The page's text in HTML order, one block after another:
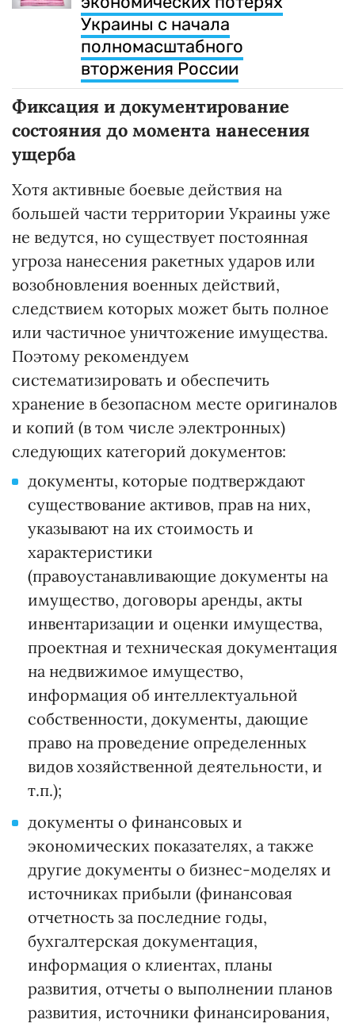
Украины с начала
полномасштабного
вторжения России
Фиксация и документирование
состояния до момента нанесения
ущерба
Хотя активные боевые действия на
большей части территории Украины уже
не ведутся, но существует постоянная
угроза нанесения ракетных ударов или
возобновления военных действий,
следствием которых может быть полное
или частичное уничтожение имущества.
Поэтому рекомендуем
систематизировать и обеспечить
хранение в безопасном месте оригиналов
и копий (в том числе электронных)
следующих категорий документов:
документы, которые подтверждают
существование активов, прав на них,
указывают на их стоимость и
характеристики
(правоустанавливающие документы на
имущество, договоры аренды, акты
инвентаризации и оценки имущества,
проектная и техническая документация
на недвижимое имущество,
информация об интеллектуальной
собственности, документы, дающие
право на проведение определенных
видов хозяйственной деятельности, и
т.п.);
документы о финансовых и
экономических показателях, а также
другие документы о бизнес-моделях и
источниках прибыли (финансовая
отчетность за последние годы,
бухгалтерская документация,
информация о клиентах, планы
развития, отчеты о выполнении планов
развития, источники финансирования,